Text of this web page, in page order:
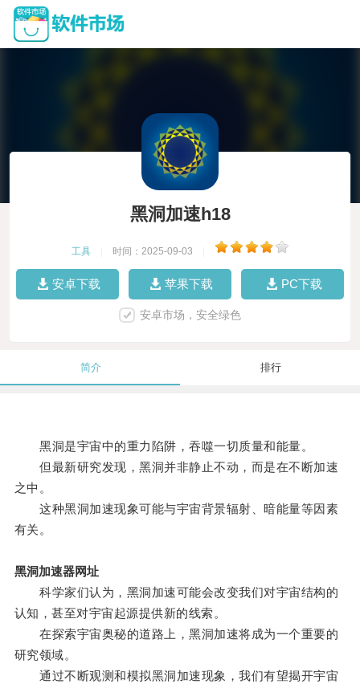
黑洞加速h18
工具 时间：2025-09-03
安卓下载 苹果下载 PC下载
安卓市场，安全绿色
简介 排行
黑洞是宇宙中的重力陷阱，吞噬一切质量和能量。
但最新研究发现，黑洞并非静止不动，而是在不断加速
之中。
这种黑洞加速现象可能与宇宙背景辐射、暗能量等因素
有关。
黑洞加速器网址
科学家们认为，黑洞加速可能会改变我们对宇宙结构的
认知，甚至对宇宙起源提供新的线索。
在探索宇宙奥秘的道路上，黑洞加速将成为一个重要的
研究领域。
通过不断观测和模拟黑洞加速现象，我们有望揭开宇宙